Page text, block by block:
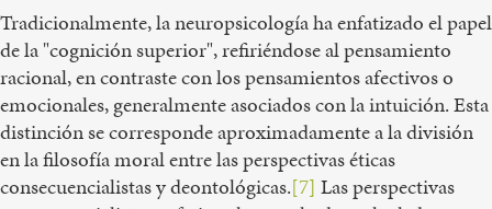
Tradicionalmente, la neuropsicología ha enfatizado el papel
de la "cognición superior", refiriéndose al pensamiento
racional, en contraste con los pensamientos afectivos o
emocionales, generalmente asociados con la intuición. Esta
distinción se corresponde aproximadamente a la división
en la filosofía moral entre las perspectivas éticas
consecuencialistas y deontológicas.[7] Las perspectivas